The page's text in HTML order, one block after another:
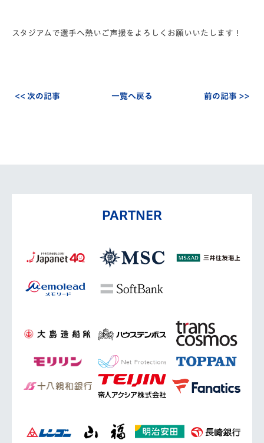
スタジアムで選手へ熱いご声援をよろしくお願いいたします！
<< 次の記事 一覧へ戻る 前の記事 >>
PARTNER